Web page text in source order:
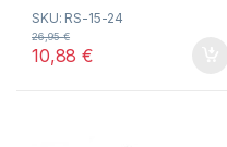
u
t
SKU: RS-15-24
10,88€
26,95€